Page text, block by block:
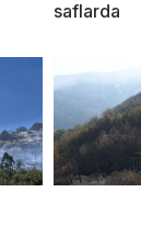
saflarda